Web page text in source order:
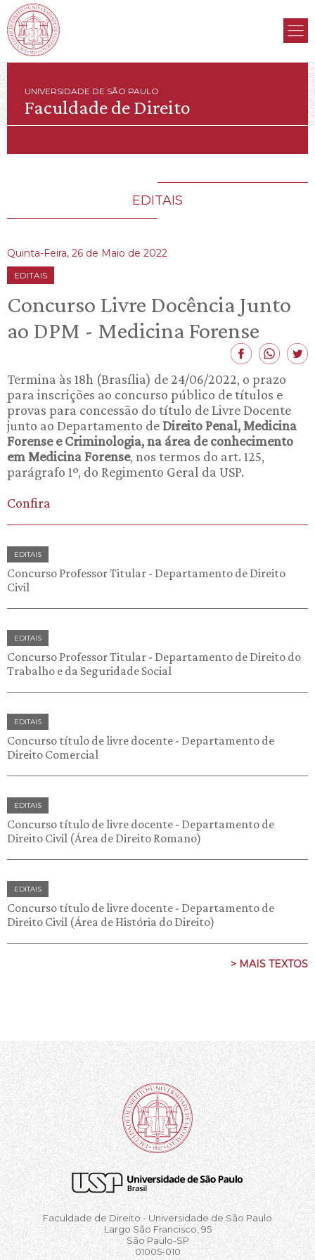
UNIVERSIDADE DE SÃO PAULO
Faculdade de Direito
EDITAIS
Quinta-Feira, 26 de Maio de 2022
EDITAIS
Concurso Livre Docência Junto
ao DPM - Medicina Forense
Termina às 18h (Brasília) de 24/06/2022, o prazo
para inscrições ao concurso público de títulos e
provas para concessão do título de Livre Docente
junto ao Departamento deDireito Penal, Medicina
Forense e Criminologia, na área de conhecimento
em Medicina Forense, nos termos do art. 125,
parágrafo 1º, do Regimento Geral da USP.
Confira
EDITAIS
Concurso Professor Titular - Departamento de Direito
Civil
EDITAIS
Concurso Professor Titular - Departamento de Direito do
Trabalho e da Seguridade Social
EDITAIS
Concurso título de livre docente - Departamento de
Direito Comercial
EDITAIS
Concurso título de livre docente - Departamento de
Direito Civil (Área de Direito Romano)
EDITAIS
Concurso título de livre docente - Departamento de
Direito Civil (Área de História do Direito)
> MAIS TEXTOS
Faculdade de Direito - Universidade de São Paulo
Largo São Francisco, 95
São Paulo-SP
01005-010